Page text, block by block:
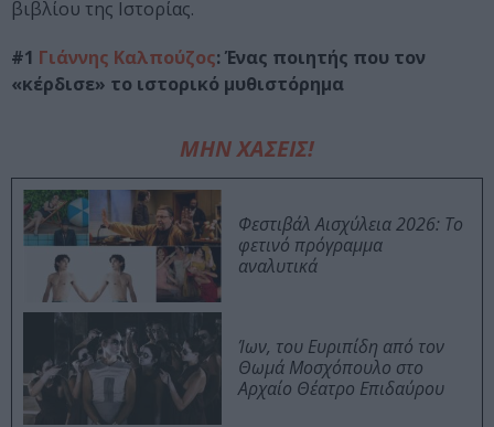
βιβλίου της Ιστορίας.
#1 Γιάννης Καλπούζος: Ένας ποιητής που τον
«κέρδισε» το ιστορικό μυθιστόρημα
ΜΗΝ ΧΑΣΕΙΣ!
Φεστιβάλ Αισχύλεια 2026: Το
φετινό πρόγραμμα
αναλυτικά
Ίων, του Ευριπίδη από τον
Θωμά Μοσχόπουλο στο
Αρχαίο Θέατρο Επιδαύρου